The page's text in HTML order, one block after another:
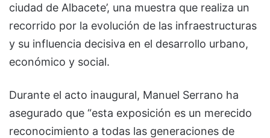
ciudad de Albacete’, una muestra que realiza un
recorrido por la evolución de las infraestructuras
y su influencia decisiva en el desarrollo urbano,
económico y social.
Durante el acto inaugural, Manuel Serrano ha
asegurado que “esta exposición es un merecido
reconocimiento a todas las generaciones de